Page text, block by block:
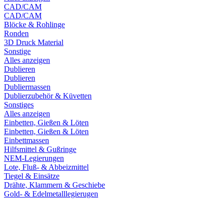
CAD/CAM
CAD/CAM
Blöcke & Rohlinge
Ronden
3D Druck Material
Sonstige
Alles anzeigen
Dublieren
Dublieren
Dubliermassen
Dublierzubehör & Küvetten
Sonstiges
Alles anzeigen
Einbetten, Gießen & Löten
Einbetten, Gießen & Löten
Einbettmassen
Hilfsmittel & Gußringe
NEM-Legierungen
Lote, Fluß- & Abbeizmittel
Tiegel & Einsätze
Drähte, Klammern & Geschiebe
Gold- & Edelmetalllegierugen